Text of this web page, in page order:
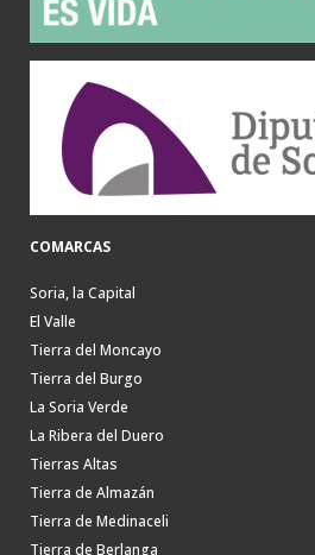
COMARCAS
Soria, la Capital
El Valle
Tierra del Moncayo
Tierra del Burgo
La Soria Verde
La Ribera del Duero
Tierras Altas
Tierra de Almazán
Tierra de Medinaceli
Tierra de Berlanga